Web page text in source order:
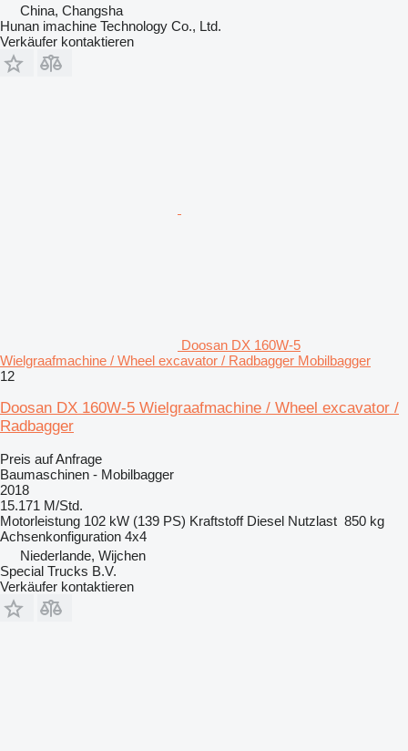
China, Changsha
Hunan imachine Technology Co., Ltd.
Verkäufer kontaktieren
Doosan DX 160W-5
Wielgraafmachine / Wheel excavator / Radbagger Mobilbagger
12
Doosan DX 160W-5 Wielgraafmachine / Wheel excavator /
Radbagger
Preis auf Anfrage
Baumaschinen - Mobilbagger
2018
15.171 M/Std.
Motorleistung 102 kW (139 PS) Kraftstoff Diesel Nutzlast 850 kg
Achsenkonfiguration 4x4
Niederlande, Wijchen
Special Trucks B.V.
Verkäufer kontaktieren